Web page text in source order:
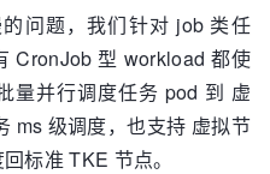
问题，我们针对 job 类任
CronJob 型 workload 都使
量并行调度任务 pod 到 虚
ms 级调度，也支持 虚拟节
标准 TKE 节点。